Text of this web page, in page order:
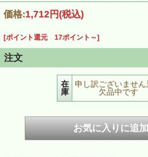
価格:1,712円(税込)
[ポイント還元 17ポイント～]
注文
在
庫
申し訳ございません
欠品中です